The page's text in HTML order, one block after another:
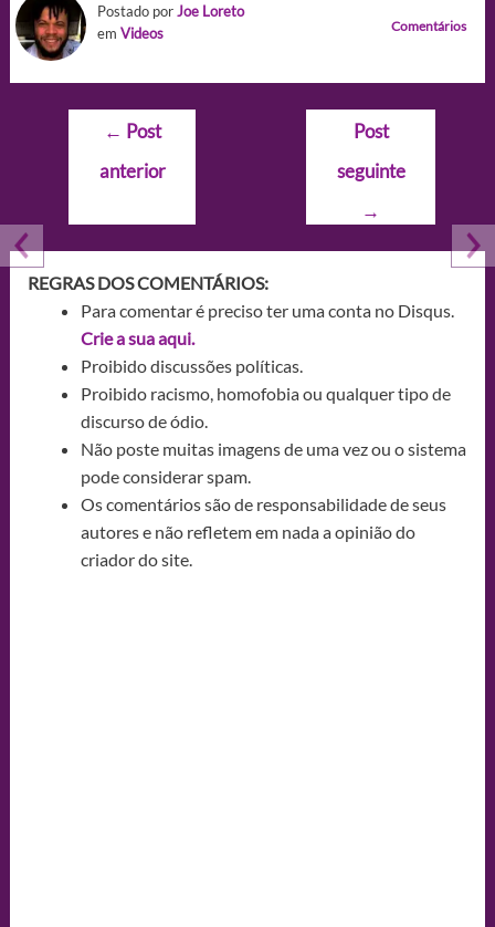
Postado porJoe Loreto
em Videos Comentários
Navegação
Post
← Post
anterior
Post
seguinte
→
REGRAS DOS COMENTÁRIOS:
Para comentar é preciso ter uma conta no Disqus.
Crie a sua aqui.
Proibido discussões políticas.
Proibido racismo, homofobia ou qualquer tipo de
discurso de ódio.
Não poste muitas imagens de uma vez ou o sistema
pode considerar spam.
Os comentários são de responsabilidade de seus
autores e não refletem em nada a opinião do
criador do site.